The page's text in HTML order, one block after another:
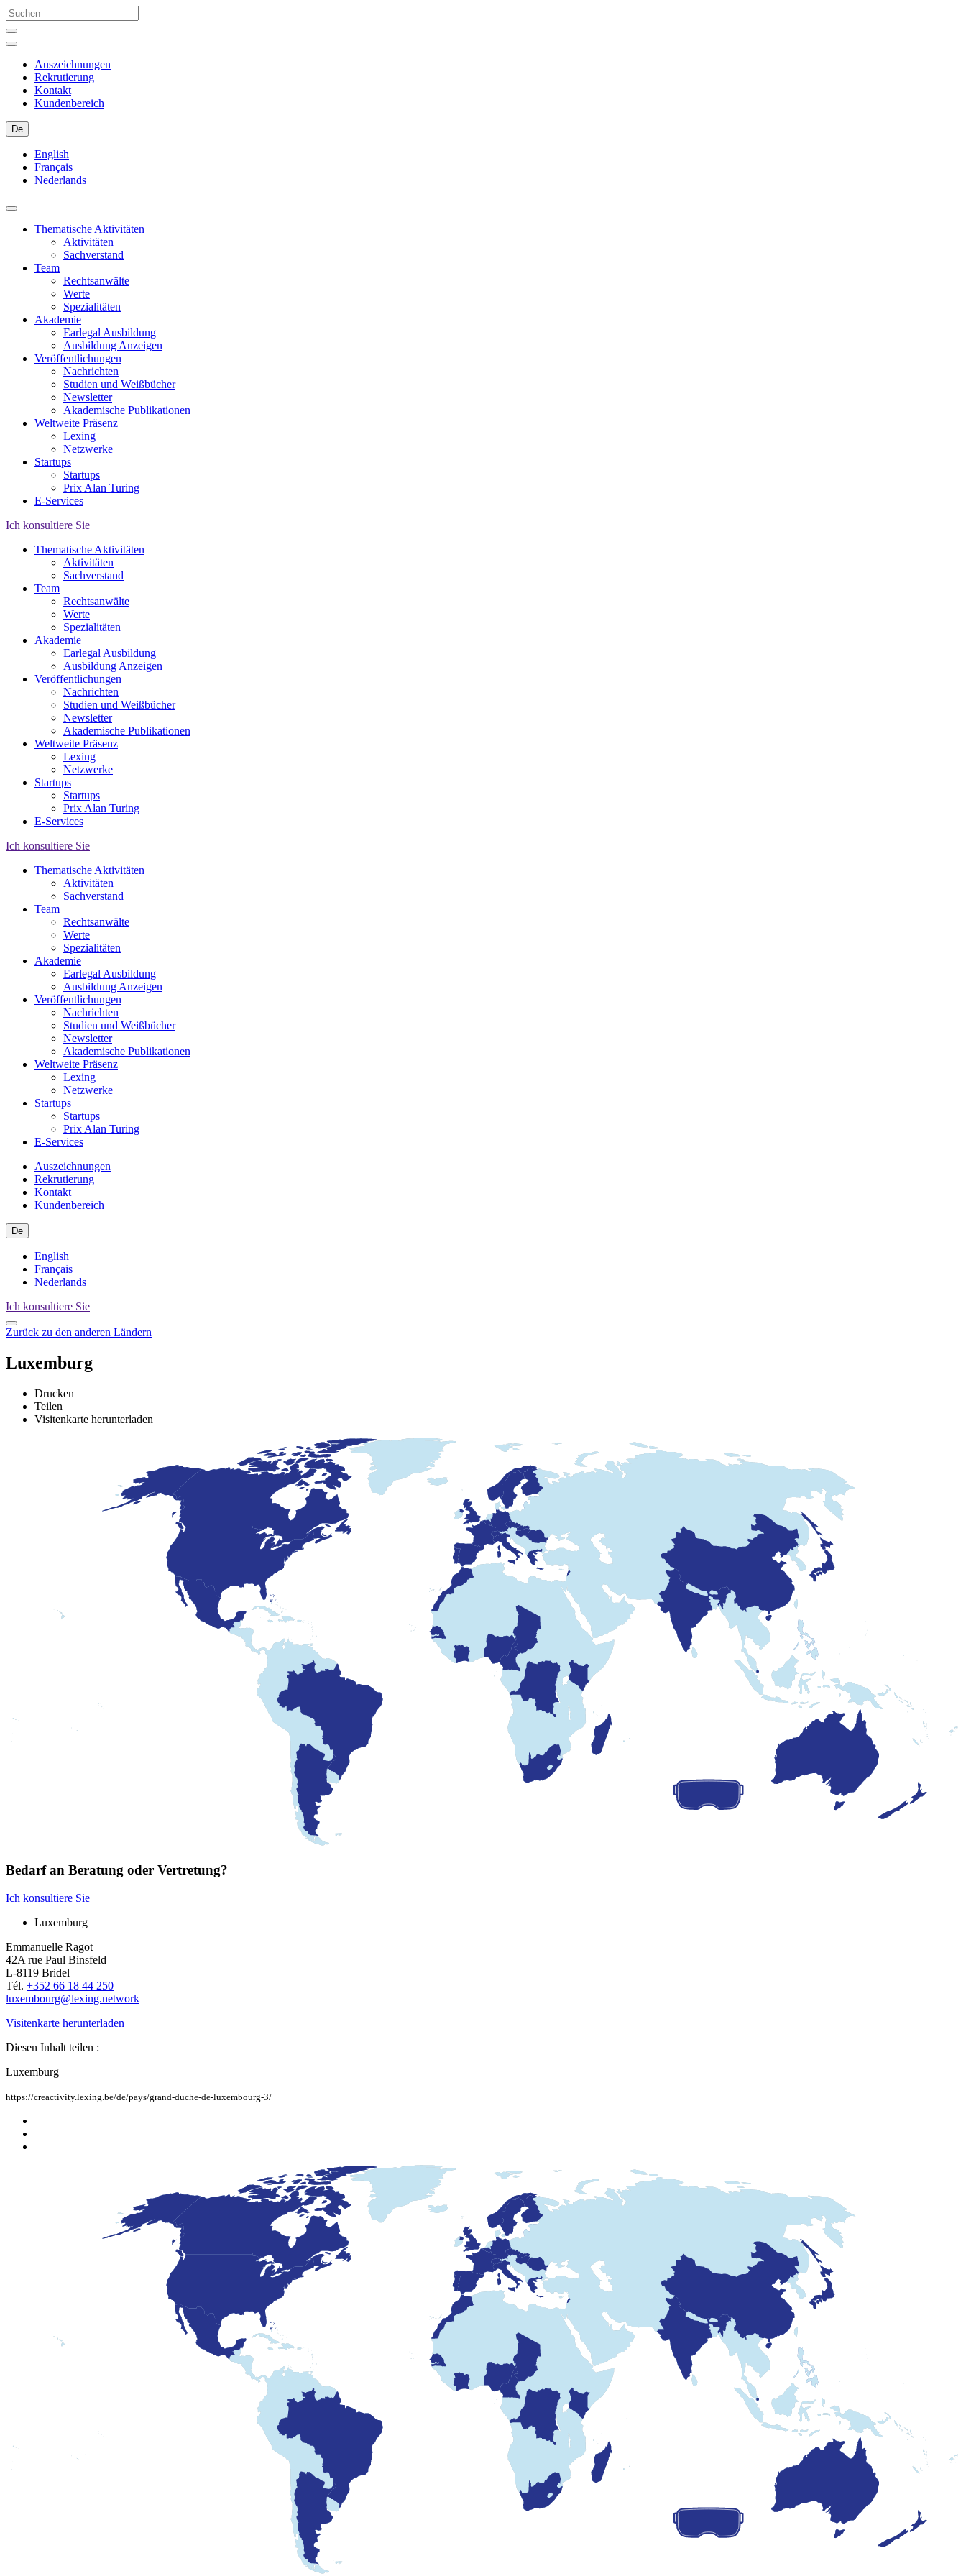
Auszeichnungen
Rekrutierung
Kontakt
Kundenbereich
De
English
Français
Nederlands
Thematische Aktivitäten
Aktivitäten
Sachverstand
Team
Rechtsanwälte
Werte
Spezialitäten
Akademie
Earlegal Ausbildung
Ausbildung Anzeigen
Veröffentlichungen
Nachrichten
Studien und Weißbücher
Newsletter
Akademische Publikationen
Weltweite Präsenz
Lexing
Netzwerke
Startups
Startups
Prix Alan Turing
E-Services
Ich konsultiere Sie
Thematische Aktivitäten
Aktivitäten
Sachverstand
Team
Rechtsanwälte
Werte
Spezialitäten
Akademie
Earlegal Ausbildung
Ausbildung Anzeigen
Veröffentlichungen
Nachrichten
Studien und Weißbücher
Newsletter
Akademische Publikationen
Weltweite Präsenz
Lexing
Netzwerke
Startups
Startups
Prix Alan Turing
E-Services
Ich konsultiere Sie
Thematische Aktivitäten
Aktivitäten
Sachverstand
Team
Rechtsanwälte
Werte
Spezialitäten
Akademie
Earlegal Ausbildung
Ausbildung Anzeigen
Veröffentlichungen
Nachrichten
Studien und Weißbücher
Newsletter
Akademische Publikationen
Weltweite Präsenz
Lexing
Netzwerke
Startups
Startups
Prix Alan Turing
E-Services
Auszeichnungen
Rekrutierung
Kontakt
Kundenbereich
De
English
Français
Nederlands
Ich konsultiere Sie
Zurück zu den anderen Ländern
Luxemburg
Drucken
Teilen
Visitenkarte herunterladen
Bedarf an Beratung oder Vertretung?
Ich konsultiere Sie
Luxemburg
Emmanuelle Ragot
42A rue Paul Binsfeld
L-8119 Bridel
Tél. +352 66 18 44 250
luxembourg@lexing.network
Visitenkarte herunterladen
Diesen Inhalt teilen :
Luxemburg
https://creactivity.lexing.be/de/pays/grand-duche-de-luxembourg-3/